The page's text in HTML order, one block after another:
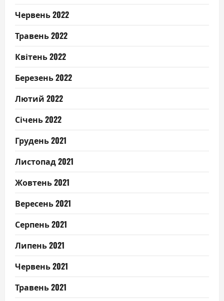
Червень 2022
Травень 2022
Квітень 2022
Березень 2022
Лютий 2022
Січень 2022
Грудень 2021
Листопад 2021
Жовтень 2021
Вересень 2021
Серпень 2021
Липень 2021
Червень 2021
Травень 2021